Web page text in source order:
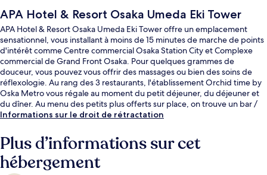
APA Hotel & Resort Osaka Umeda Eki Tower
APA Hotel & Resort Osaka Umeda Eki Tower offre un emplacement
sensationnel, vous installant à moins de 15 minutes de marche de points
d'intérêt comme Centre commercial Osaka Station City et Complexe
commercial de Grand Front Osaka. Pour quelques grammes de
douceur, vous pouvez vous offrir des massages ou bien des soins de
réflexologie. Au rang des 3 restaurants, l'établissement Orchid time by
Oska Metro vous régale au moment du petit déjeuner, du déjeuner et
du dîner. Au menu des petits plus offerts sur place, on trouve un bar /
salon, une salle de fitness ouverte 24 h/24 et une piscine extérieure en
transports publics se trouvent à une courte distance de marche : Station
de métro Higashi-Umeda est à 3 minutes à pied et Gare d'Umeda
(Hanshin), à 8 minutes.
Informations sur le droit de rétractation
Plus d’informations sur cet
hébergement